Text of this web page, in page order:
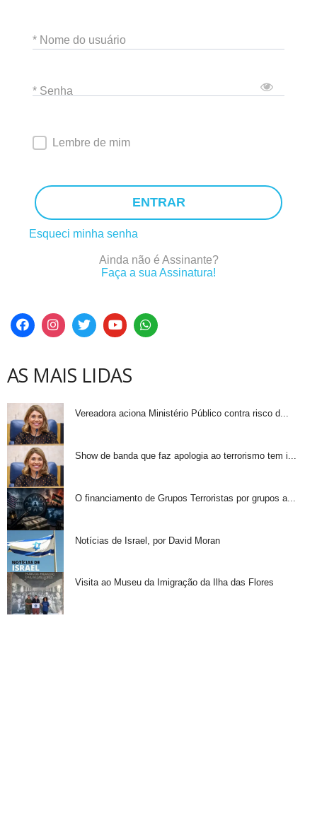
* Nome do usuário
* Senha
Lembre de mim
ENTRAR
Esqueci minha senha
Ainda não é Assinante?
Faça a sua Assinatura!
AS MAIS LIDAS
Vereadora aciona Ministério Público contra risco d...
Show de banda que faz apologia ao terrorismo tem i...
O financiamento de Grupos Terroristas por grupos a...
Notícias de Israel, por David Moran
Visita ao Museu da Imigração da Ilha das Flores